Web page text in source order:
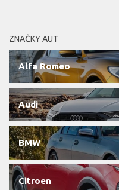
ZNAČKY AUT
Alfa Romeo
Audi
BMW
Citroen